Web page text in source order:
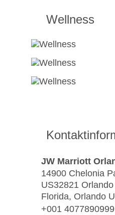
Wellness
JW Marriott
14900 Chelonia
US32821 Orlando
Florida, Orlando
+001 4077890999